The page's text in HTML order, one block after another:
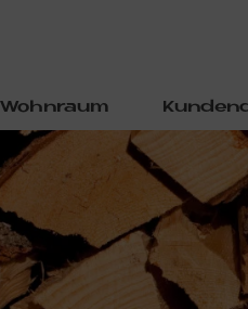
Wohnraum